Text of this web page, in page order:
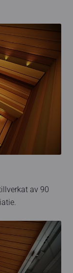
av 90